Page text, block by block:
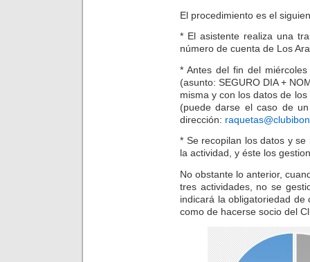
El procedimiento es el
* El asistente realiza una
número de cuenta de Los
* Antes del fin del
(asunto: SEGURO DIA +
misma y con los datos de
(puede darse el caso de
dirección:
* Se recopilan los datos y
la actividad, y éste los
No obstante lo anterior,
tres actividades, no se
indicará la obligatoriedad
como de hacerse socio del